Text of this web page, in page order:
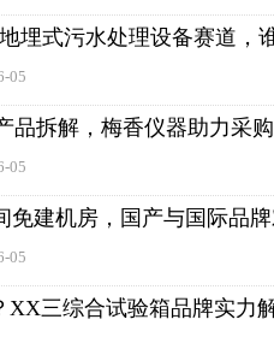
埋式污水处理设备赛道，
05
品拆解，梅香仪器助力采
05
免建机房，国产与国际品
05
XX三综合试验箱品牌实力